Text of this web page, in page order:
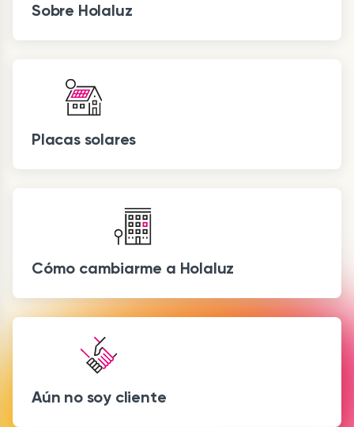
Sobre Holaluz
Placas solares
Cómo cambiarme a Holaluz
Aún no soy cliente